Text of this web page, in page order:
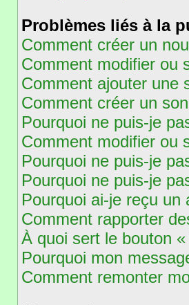
Problèmes liés à la
Comment créer un
Comment modifier ou
Comment ajouter une
Comment créer un
Pourquoi ne puis-je
Comment modifier ou
Pourquoi ne puis-je
Pourquoi ne puis-je
Pourquoi ai-je reçu un
Comment rapporter
À quoi sert le bouton
Pourquoi mon
Comment remonter